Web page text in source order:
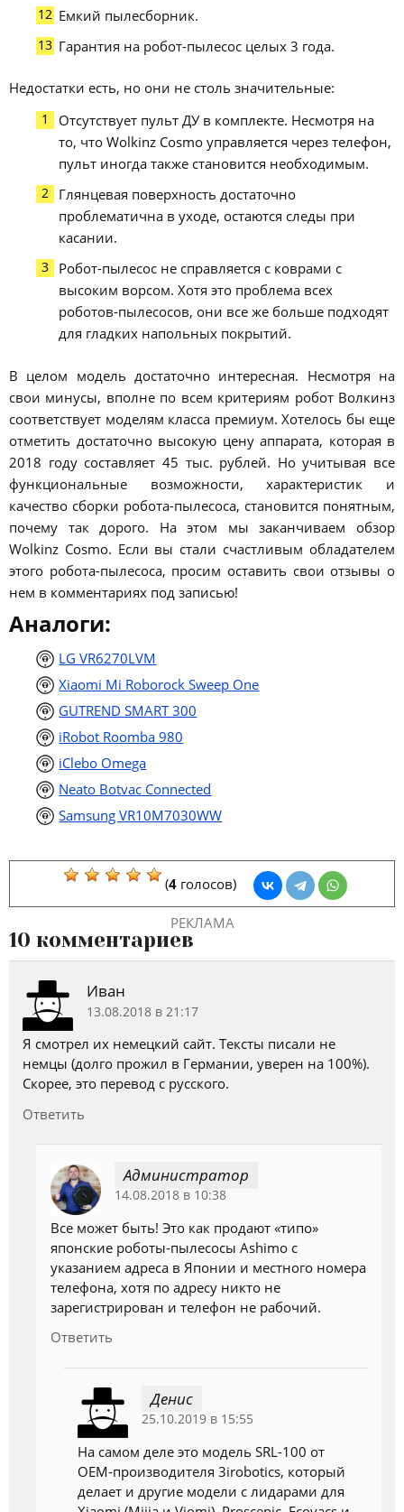
Емкий пылесборник.
Гарантия на робот-пылесос целых 3 года.
Недостатки есть, но они не столь значительные:
Отсутствует пульт ДУ в комплекте. Несмотря на
то, что Wolkinz Cosmo управляется через телефон,
пульт иногда также становится необходимым.
Глянцевая поверхность достаточно
проблематична в уходе, остаются следы при
касании.
Робот-пылесос не справляется с коврами с
высоким ворсом. Хотя это проблема всех
роботов-пылесосов, они все же больше подходят
для гладких напольных покрытий.
В целом модель достаточно интересная. Несмотря на
свои минусы, вполне по всем критериям робот Волкинз
соответствует моделям класса премиум. Хотелось бы еще
отметить достаточно высокую цену аппарата, которая в
2018 году составляет 45 тыс. рублей. Но учитывая все
функциональные возможности, характеристик и
качество сборки робота-пылесоса, становится понятным,
почему так дорого. На этом мы заканчиваем обзор
Wolkinz Cosmo. Если вы стали счастливым обладателем
этого робота-пылесоса, просим оставить свои отзывы о
нем в комментариях под записью!
Аналоги:
LG VR6270LVM
Xiaomi Mi Roborock Sweep One
GUTREND SMART 300
iRobot Roomba 980
iClebo Omega
Neato Botvac Connected
Samsung VR10M7030WW
(4голосов)
РЕКЛАМА
10 комментариев
Иван
13.08.2018 в 21:17
Я смотрел их немецкий сайт. Тексты писали не
немцы (долго прожил в Германии, уверен на 100%).
Скорее, это перевод с русского.
Ответить
Администратор
14.08.2018 в 10:38
Все может быть! Это как продают «типо»
японские роботы-пылесосы Ashimo с
указанием адреса в Японии и местного номера
телефона, хотя по адресу никто не
зарегистрирован и телефон не рабочий.
Ответить
Денис
25.10.2019 в 15:55
На самом деле это модель SRL-100 от
OEM-производителя 3irobotics, который
делает и другие модели с лидарами для